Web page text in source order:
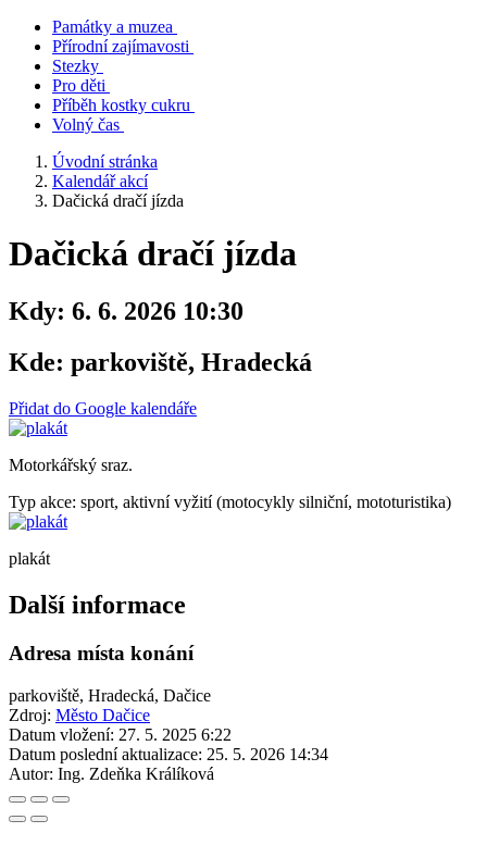
Památky a muzea
Přírodní zajímavosti
Stezky
Pro děti
Příběh kostky cukru
Volný čas
Úvodní stránka
Kalendář akcí
Dačická dračí jízda
Dačická dračí jízda
Kdy: 6. 6. 2026 10:30
Kde: parkoviště, Hradecká
Přidat do Google kalendáře
Motorkářský sraz.
Typ akce: sport, aktivní vyžití (motocykly silniční, mototuristika)
plakát
Další informace
Adresa místa konání
parkoviště, Hradecká, Dačice
Zdroj: Město Dačice
Datum vložení: 27. 5. 2025 6:22
Datum poslední aktualizace: 25. 5. 2026 14:34
Autor: Ing. Zdeňka Králíková